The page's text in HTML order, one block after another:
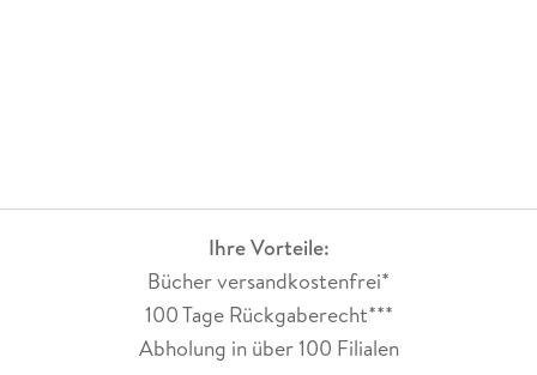
Ihre Vorteile:
Bücher versandkostenfrei*
100 Tage Rückgaberecht***
Abholung in über 100 Filialen